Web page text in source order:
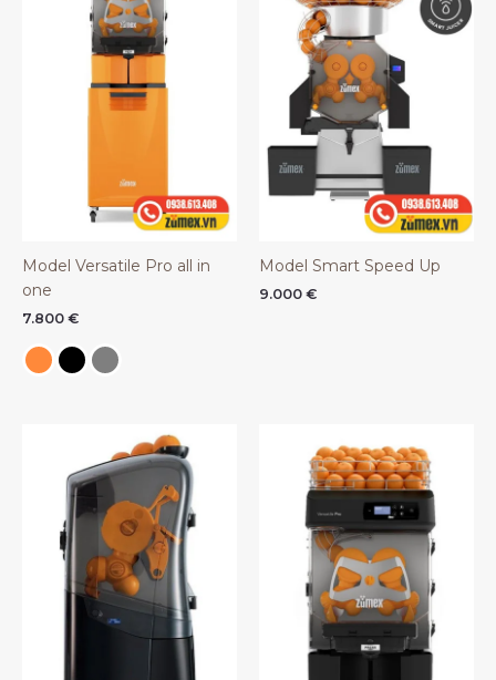
Model Versatile Pro all in
one
7.800 €
Model Smart Speed Up
9.000 €